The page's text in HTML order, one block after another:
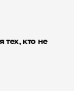
тех, кто не